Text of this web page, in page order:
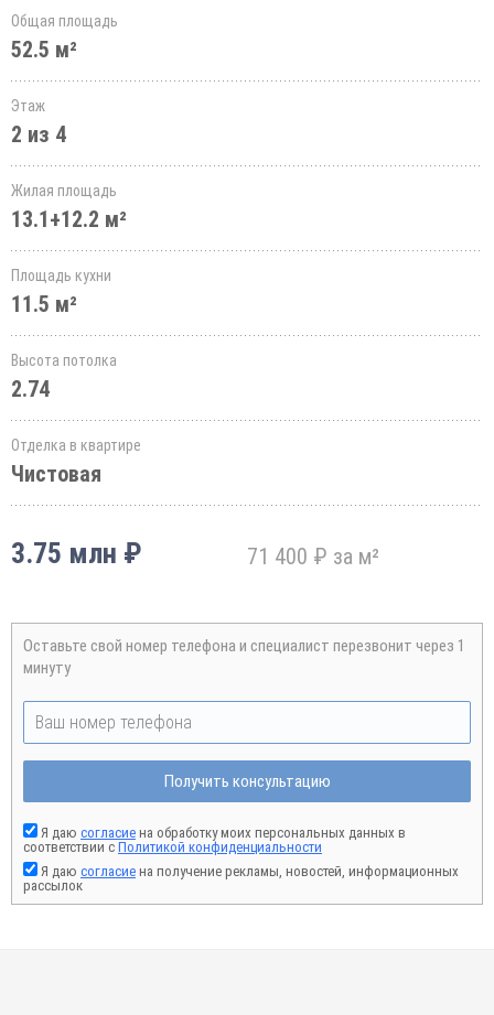
Общая площадь
52.5 м²
Этаж
2 из 4
Жилая площадь
13.1+12.2 м²
Площадь кухни
11.5 м²
Высота потолка
2.74
Отделка в квартире
Чистовая
3.75 млн ₽ 71 400 ₽ за м²
Оставьте свой номер телефона и специалист перезвонит через 1
минуту
Получить консультацию
Я даю согласие на обработку моих персональных данных в
соответствии с Политикой конфиденциальности
Я даю согласие на получение рекламы, новостей, информационных
рассылок